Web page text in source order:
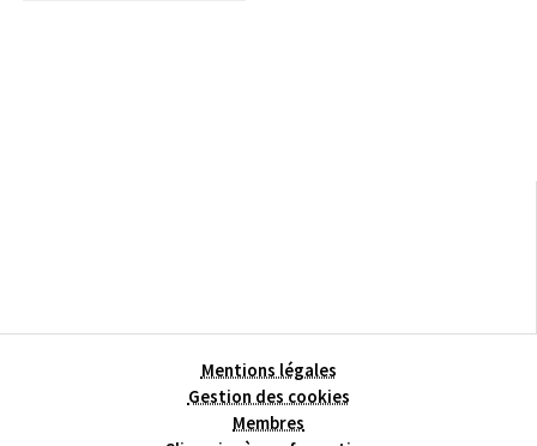
Mentions légales
Gestion des cookies
Membres